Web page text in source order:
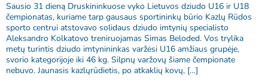
Sausio 31 dieną Druskininkuose vyko Lietuvos dziudo U16 ir U18
čempionatas, kuriame tarp gausaus sportininkų būrio Kazlų Rūdos
sporto centrui atstovavo solidaus dziudo imtynių specialisto
Aleksandro Kolkatovo treniruojamas Simas Beloded. Vos trylika
metų turintis dziudo imtynininkas varžėsi U16 amžiaus grupėje,
svorio kategorijoje iki 46 kg. Silpnų varžovų šiame čempionate
nebuvo. Jaunasis kazlųrūdietis, po atkaklių kovų, […]